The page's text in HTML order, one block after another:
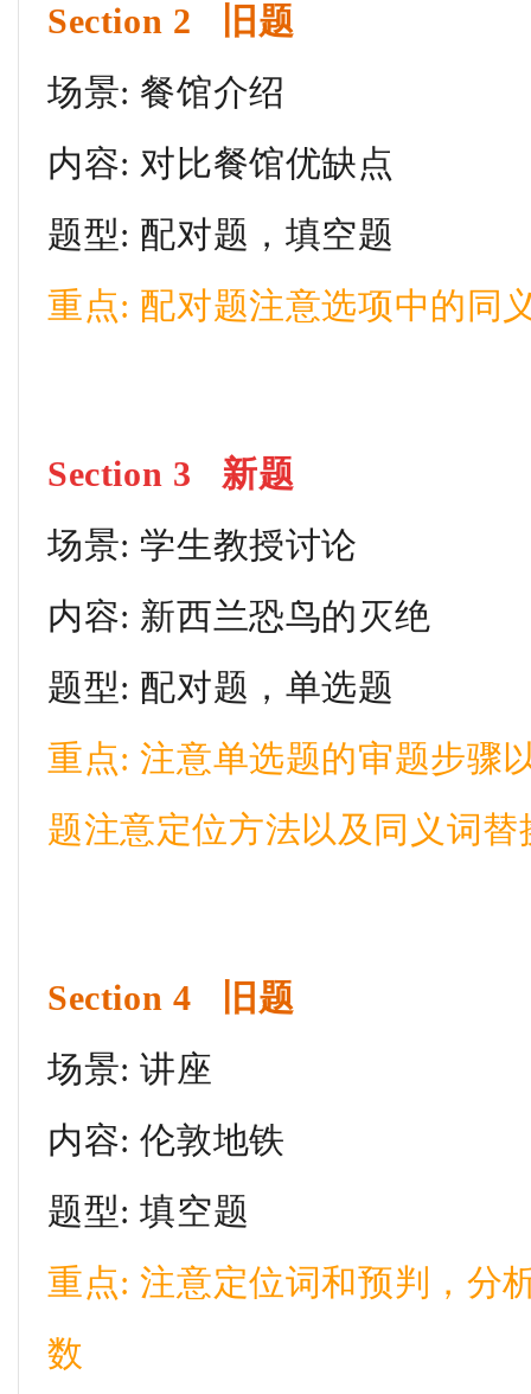
Section 2 旧题
场景: 餐馆介绍
内容: 对比餐馆优缺点
题型: 配对题，填空题
重点: 配对题注意选项中的同
Section 3 新题
场景: 学生教授讨论
内容: 新西兰恐鸟的灭绝
题型: 配对题，单选题
重点: 注意单选题的审题步骤
题注意定位方法以及同义词替
Section 4 旧题
场景: 讲座
内容: 伦敦地铁
题型: 填空题
重点: 注意定位词和预判，分
数